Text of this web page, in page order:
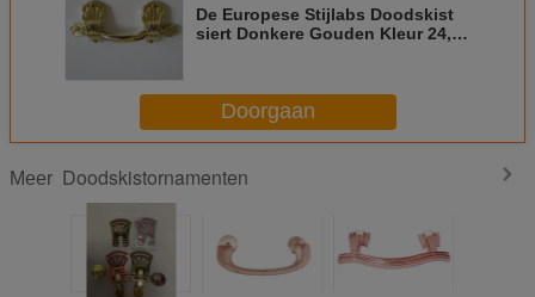
De Europese Stijlabs Doodskist
siert Donkere Gouden Kleur 24,5
Doorgaan
Meer Doodskistornamenten